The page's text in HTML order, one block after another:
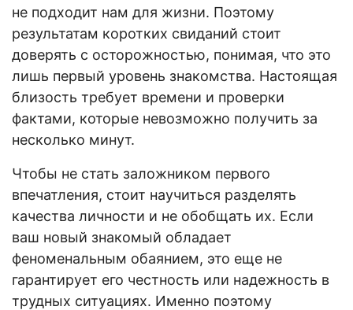
не подходит нам для жизни. Поэтому
результатам коротких свиданий стоит
доверять с осторожностью, понимая, что это
лишь первый уровень знакомства. Настоящая
близость требует времени и проверки
фактами, которые невозможно получить за
несколько минут.
Чтобы не стать заложником первого
впечатления, стоит научиться разделять
качества личности и не обобщать их. Если
ваш новый знакомый обладает
феноменальным обаянием, это еще не
гарантирует его честность или надежность в
трудных ситуациях. Именно поэтому